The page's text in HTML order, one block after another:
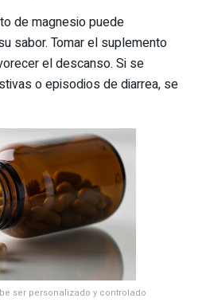
de magnesio puede
sabor. Tomar el suplemento
el descanso. Si se
o episodios de diarrea, se
ser personalizado y controlado